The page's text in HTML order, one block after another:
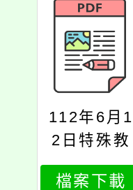
112年6月1
2日特殊教
育法修法
檔案下載